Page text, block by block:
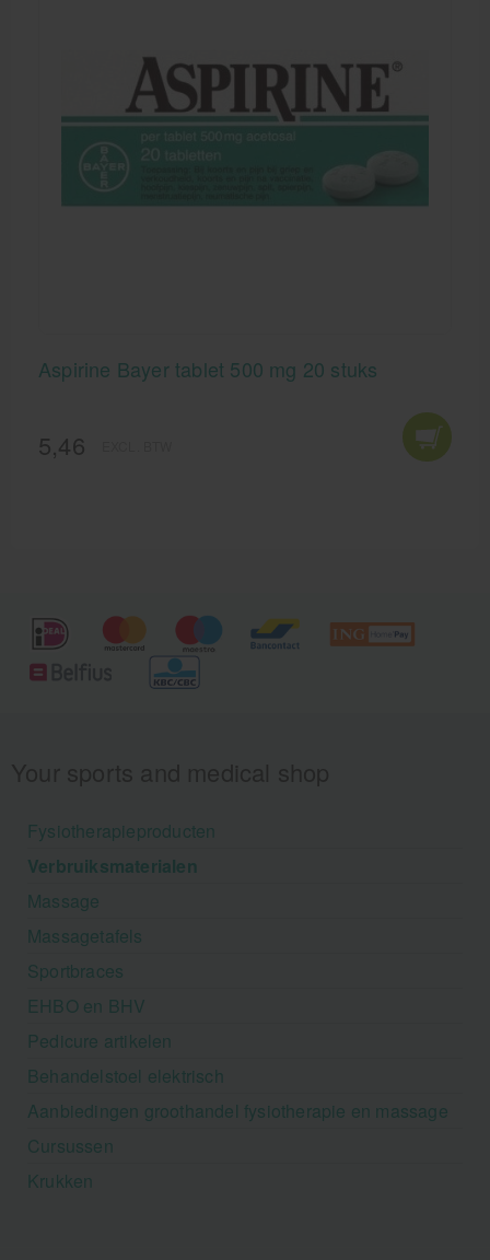
Aspirine Bayer tablet 500 mg 20 stuks
5,46
Fysiotherapieproducten
Verbruiksmaterialen
Massage
Massagetafels
Sportbraces
EHBO en BHV
Pedicure artikelen
Behandelstoel elektrisch
Aanbiedingen groothandel fysiotherapie en massage
Cursussen
Krukken